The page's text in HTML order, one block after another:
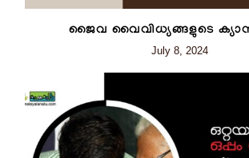
ജൈവ വൈവിധ്യങ്ങളുടെ
July 8, 2024